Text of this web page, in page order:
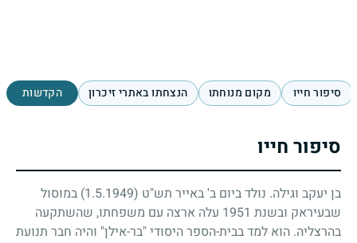
סיפור חייו מקום מנוחתו הנצחתו באתרי זיכרון הקדשות
סיפור חייו
בן יעקב וגילה. נולד ביום ב' באייר תש"ט (1.5.1949)
במוסול
שבעיראק ובשנת 1951 עלה ארצה עם משפחתו, שהשתקעה
בהרצליה. הוא למד בבית-הספר היסודי "בר-אילן" והיה חבר תנועת